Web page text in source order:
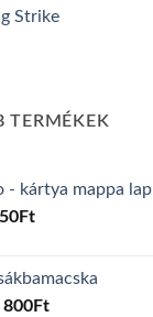
Strike
TERMÉKEK
- kártya mappa lap
FtCurrent
150Ft.
Original
800FtCurrent